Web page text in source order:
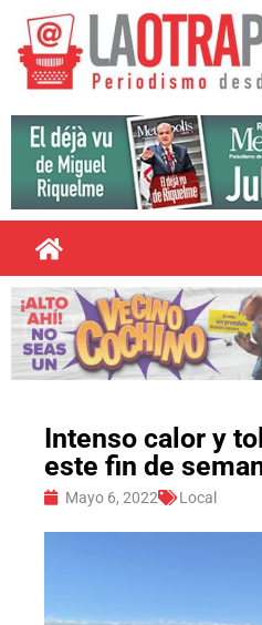
Intenso calor y
este fin de
Mayo 6, 2022 Local